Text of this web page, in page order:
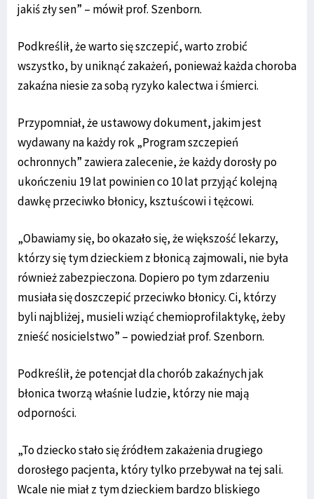
jakiś zły sen” – mówił prof. Szenborn.
Podkreślił, że warto się szczepić, warto zrobić
wszystko, by uniknąć zakażeń, ponieważ każda choroba
zakaźna niesie za sobą ryzyko kalectwa i śmierci.
Przypomniał, że ustawowy dokument, jakim jest
wydawany na każdy rok „Program szczepień
ochronnych” zawiera zalecenie, że każdy dorosły po
ukończeniu 19 lat powinien co 10 lat przyjąć kolejną
dawkę przeciwko błonicy, ksztuścowi i tężcowi.
„Obawiamy się, bo okazało się, że większość lekarzy,
którzy się tym dzieckiem z błonicą zajmowali, nie była
również zabezpieczona. Dopiero po tym zdarzeniu
musiała się doszczepić przeciwko błonicy. Ci, którzy
byli najbliżej, musieli wziąć chemioprofilaktykę, żeby
znieść nosicielstwo” – powiedział prof. Szenborn.
Podkreślił, że potencjał dla chorób zakaźnych jak
błonica tworzą właśnie ludzie, którzy nie mają
odporności.
„To dziecko stało się źródłem zakażenia drugiego
dorosłego pacjenta, który tylko przebywał na tej sali.
Wcale nie miał z tym dzieckiem bardzo bliskiego